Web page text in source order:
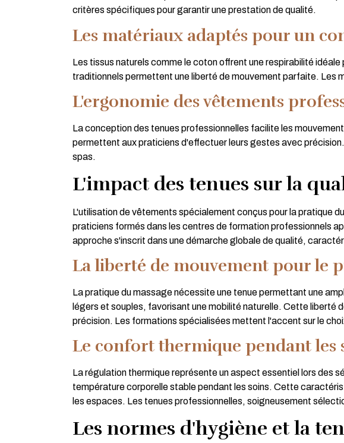
critères spécifiques pour garantir une prestation de qualité.
Les matériaux adaptés pour un
Les tissus naturels comme le coton offrent une respirabilité
traditionnels permettent une liberté de mouvement parfaite. Les
L'ergonomie des vêtements
La conception des tenues professionnelles facilite les
permettent aux praticiens d'effectuer leurs gestes avec
spas.
L'impact des tenues sur la
L'utilisation de vêtements spécialement conçus pour la pratique
praticiens formés dans les centres de formation professionnels
approche s'inscrit dans une démarche globale de qualité,
La liberté de mouvement pour le
La pratique du massage nécessite une tenue permettant une
légers et souples, favorisant une mobilité naturelle. Cette
précision. Les formations spécialisées mettent l'accent sur le
Le confort thermique pendant les
La régulation thermique représente un aspect essentiel lors des
température corporelle stable pendant les soins. Cette
les espaces. Les tenues professionnelles, soigneusement
Les normes d'hygiène et la